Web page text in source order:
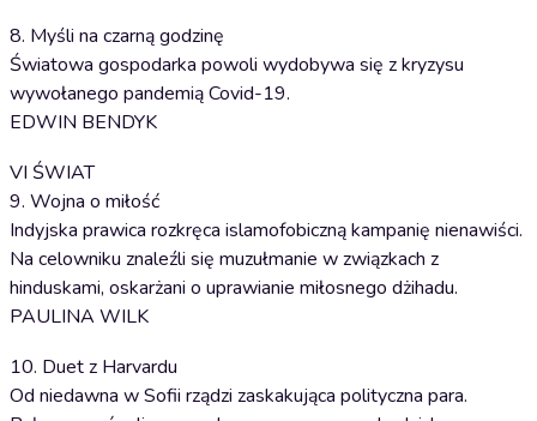
8. Myśli na czarną godzinę
Światowa gospodarka powoli wydobywa się z kryzysu
wywołanego pandemią Covid-19.
EDWIN BENDYK
VI ŚWIAT
9. Wojna o miłość
Indyjska prawica rozkręca islamofobiczną kampanię nienawiści.
Na celowniku znaleźli się muzułmanie w związkach z
hinduskami, oskarżani o uprawianie miłosnego dżihadu.
PAULINA WILK
10. Duet z Harvardu
Od niedawna w Sofii rządzi zaskakująca polityczna para.